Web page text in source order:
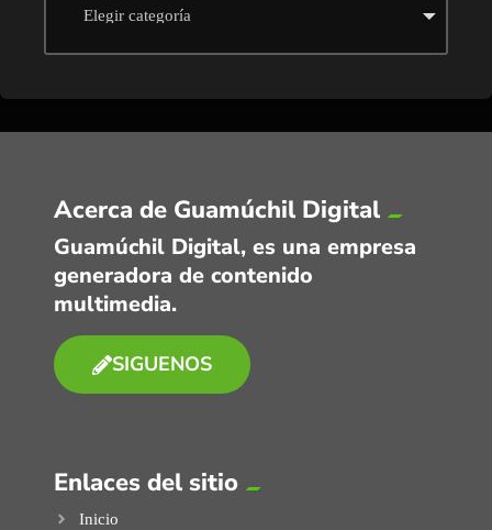
Acerca de Guamúchil Digital
Guamúchil Digital, es una empresa
generadora de contenido
multimedia.
SIGUENOS
Enlaces del sitio
Inicio